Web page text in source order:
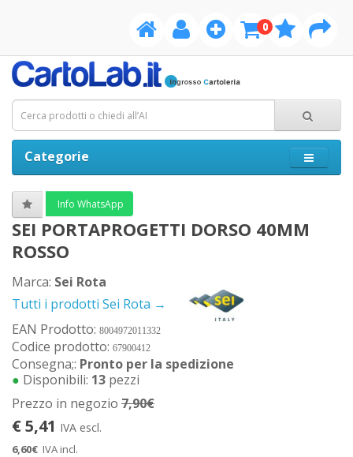
0
Categorie
Info WhatsApp
SEI PORTAPROGETTI DORSO 40MM
ROSSO
Marca: Sei Rota
Tutti i prodotti Sei Rota →
EAN Prodotto: 8004972011332
Codice prodotto: 67900412
Consegna;: Pronto per la spedizione
● Disponibili: 13 pezzi
Prezzo in negozio 7,90€
€ 5,41 IVA escl.
6,60€ IVA incl.